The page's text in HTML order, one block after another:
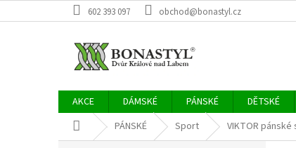
na
602 393 097 obchod@bonastyl.cz
AKCE DÁMSKÉ PÁNSKÉ DĚTSKÉ
Domů PÁNSKÉ Sport VIKTOR